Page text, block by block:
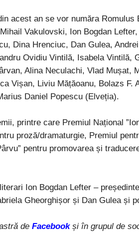
acest an se vor număra Romulus
Vakulovski, Ion Bogdan
Dina Hrenciuc, Dan Gulea,
Ovidiu Vintilă, Isabela Vintilă,
Alina Neculachi, Vlad Mușat,
Vișan, Liviu Mățăoanu, Bolazs F.
Daniel Popescu (Elveția).
printre care Premiul Național
proză/dramaturgie, Premiul
pentru promovarea și
Ion Bogdan Lefter –
Gheorghișor și Dan Gulea și
de Facebook și în grupul de